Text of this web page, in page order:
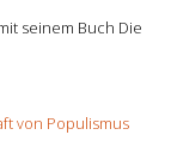
seinem Buch Die
von Populismus